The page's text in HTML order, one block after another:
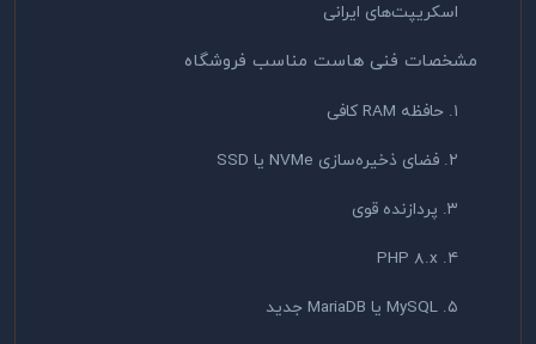
اسکریپت‌های ایرانی
مشخصات فنی هاست مناسب فروشگاه
۱. حافظه RAM کافی
۲. فضای ذخیره‌سازی NVMe یا SSD
۳. پردازنده قوی
۴. PHP 8.x
۵. MySQL یا MariaDB جدید